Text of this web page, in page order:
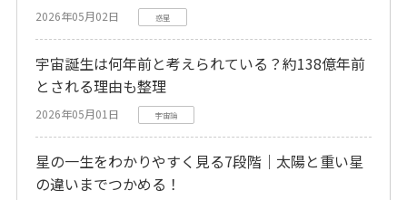
2026年05月02日 惑星
宇宙誕生は何年前と考えられている？約138億年前
とされる理由も整理
2026年05月01日 宇宙論
星の一生をわかりやすく見る7段階｜太陽と重い星
の違いまでつかめる！